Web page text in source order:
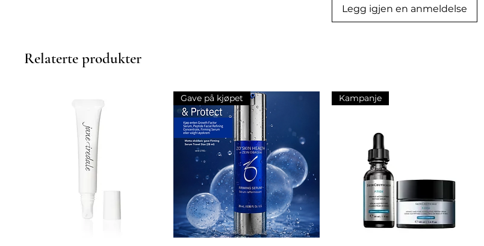
Legg igjen en anmeldelse
Relaterte produkter
Gave på kjøpet Kampanje